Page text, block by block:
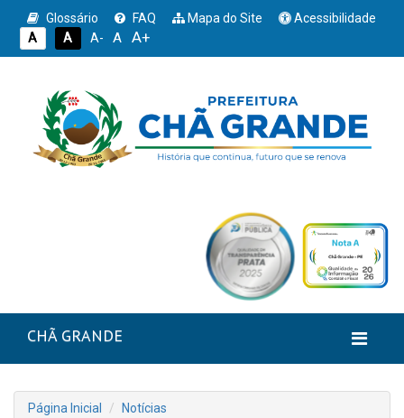
Glossário FAQ Mapa do Site
Acessibilidade
A
A A- A A+
CHÃ GRANDE
Página Inicial
Notícias